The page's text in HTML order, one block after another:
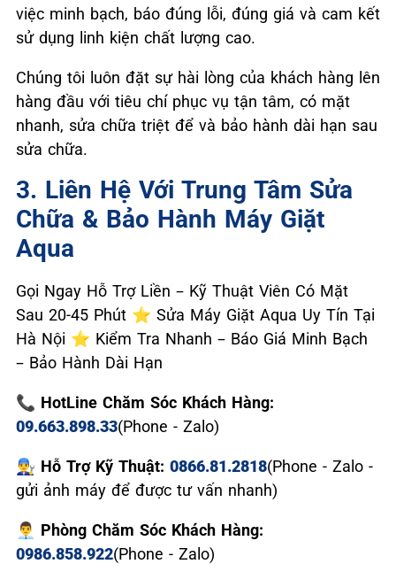
việc minh bạch, báo đúng lỗi, đúng giá và cam kết
sử dụng linh kiện chất lượng cao.
Chúng tôi luôn đặt sự hài lòng của khách hàng lên
hàng đầu với tiêu chí phục vụ tận tâm, có mặt
nhanh, sửa chữa triệt để và bảo hành dài hạn sau
sửa chữa.
3. Liên Hệ Với Trung Tâm Sửa
Chữa & Bảo Hành Máy Giặt
Aqua
Gọi Ngay Hỗ Trợ Liền – Kỹ Thuật Viên Có Mặt
Sau 20-45 Phút ⭐ Sửa Máy Giặt Aqua Uy Tín Tại
Hà Nội ⭐ Kiểm Tra Nhanh – Báo Giá Minh Bạch
– Bảo Hành Dài Hạn
📞 HotLine Chăm Sóc Khách Hàng:
09.663.898.33(Phone - Zalo)
👨‍🔧 Hỗ Trợ Kỹ Thuật: 0866.81.2818(Phone - Zalo -
gửi ảnh máy để được tư vấn nhanh)
👨‍💼 Phòng Chăm Sóc Khách Hàng:
0986.858.922(Phone - Zalo)